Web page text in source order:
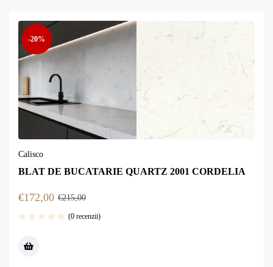
-20%
Calisco
BLAT DE BUCATARIE QUARTZ 2001 CORDELIA
€215,00
€172,00
(0 recenzii)